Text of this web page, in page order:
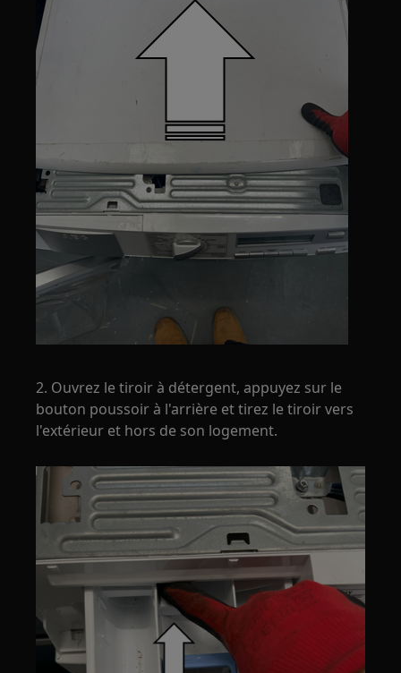
2. Ouvrez le tiroir à détergent, appuyez sur le
bouton poussoir à l'arrière et tirez le tiroir vers
l'extérieur et hors de son logement.